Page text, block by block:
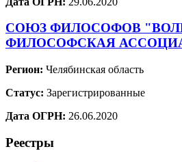
СОЮЗ ФИЛОСОФОВ
ФИЛОСОФСКАЯ
Регион: Челябинская область
Статус: Зарегистрированные
Дата ОГРН: 26.06.2020
Реестры